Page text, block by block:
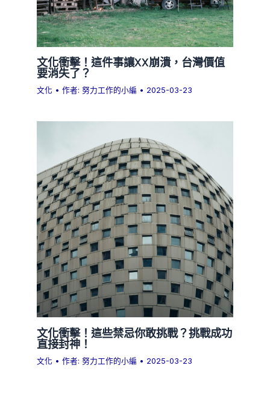
文化衝擊！這件事讓XX崩潰，台灣價值
要消失了？
文化 • 作者:努力工作的小編 • 2025-03-23
文化衝擊！這些禁忌你敢挑戰？挑戰成功
直接封神！
文化 • 作者:努力工作的小編 • 2025-03-23